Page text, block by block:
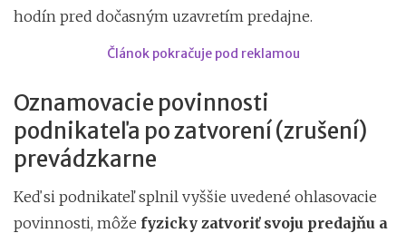
hodín pred dočasným uzavretím predajne.
Článok pokračuje pod reklamou
Oznamovacie povinnosti
podnikateľa po zatvorení (zrušení)
prevádzkarne
Keď si podnikateľ splnil vyššie uvedené ohlasovacie
povinnosti, môže fyzicky zatvoriť svoju predajňu a